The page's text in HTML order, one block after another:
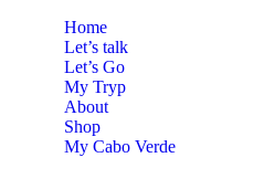
Home
Let’s talk
Let’s Go
My Tryp
About
Shop
My Cabo Verde